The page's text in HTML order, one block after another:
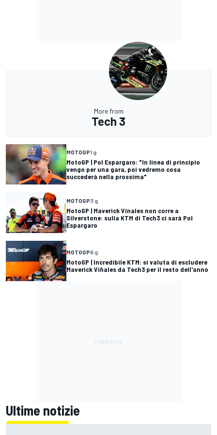
More from
Tech 3
MOTOGP1 g
MotoGP | Pol Espargaro: "In linea di principio
vengo per una gara, poi vedremo cosa
succederà nella prossima"
MOTOGP3 g
MotoGP | Maverick Vinales non corre a
Silverstone: sulla KTM di Tech3 ci sarà Pol
Espargaro
MOTOGP6 g
MotoGP | Incredibile KTM: si valuta di escludere
Maverick Viñales da Tech3 per il resto dell'anno
Ultime notizie